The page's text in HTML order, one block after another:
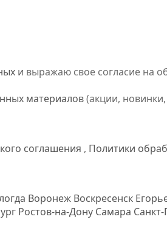
и выражаю свое согласие на
материалов(акции,
соглашения , Политики
Воронеж Воскресенск
Ростов-на-Дону Самара